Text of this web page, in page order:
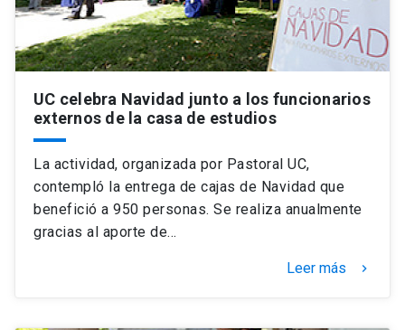
UC celebra Navidad junto a los funcionarios
externos de la casa de estudios
La actividad, organizada por Pastoral UC,
contempló la entrega de cajas de Navidad que
benefició a 950 personas. Se realiza anualmente
gracias al aporte de…
Leer más keyboard_arrow_right